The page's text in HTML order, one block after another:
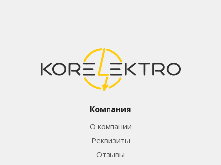
Компания
О компании
Реквизиты
Отзывы